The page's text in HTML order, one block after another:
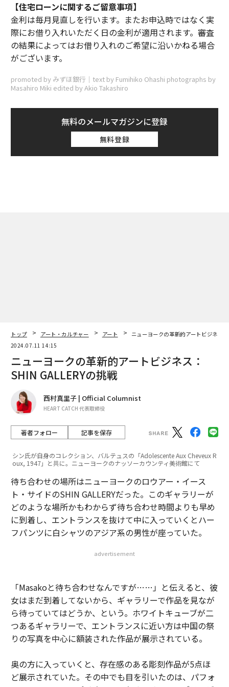
【住宅ローンに関するご留意事項】
金利は毎月見直しを行います。またお申込時ではなく実
際にお借り入れいただく日の金利が適用されます。審査
の結果によってはお借り入れのご希望に沿いかねる場合
がございます。
promoted by みずほ銀行｜text by Fumihiko Ohashi photographs by
Masahiro Miki edited by Akio Takashiro
無料のメールマガジンに登録
無料登録
トップ アート・カルチャー アート
ニューヨークの革新的アートビジネス
2024.07.11 14:15
ニューヨークの革新的アートビジネス：
SHIN GALLERYの挑戦
西村真里子 | Official Columnist
HEART CATCH 代表取締役
著者フォロー 記事を保存
シン氏が自身のコレクション、バルテュスの「Adolescente Aux Cheveux R
oux, 1947」と共に。ニューヨークのナッソーカウンティ美術館にて
待ち合わせの場所はニューヨークのロウアー・イース
ト・サイドのSHIN GALLERYだった。このギャラリーが
どのような場所かもわからず待ち合わせ時間よりも早め
に到着し、エントランスを抜けて中に入っていくとハー
フパンツに白シャツのアジア系の男性が座っていた。
advertisement
「Masakoと待ち合わせなんですが……」と伝えると、彼
女はまだ到着してないから、ギャラリーで作品を見なが
ら待っていてはどうか、という。ホワイトキューブが二
つあるギャラリーで、エントランスに近い方は中国の祭
りの写真を中心に額装された作品が展示されている。
奥の方に入っていくと、存在感のある彫刻作品が5点ほ
ど展示されていた。その中でも目を引いたのは、パフォ